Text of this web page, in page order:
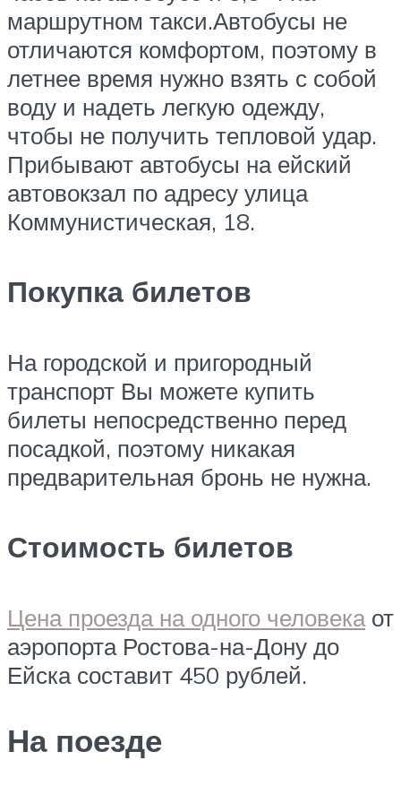
маршрутном такси.Автобусы не
отличаются комфортом, поэтому в
летнее время нужно взять с собой
воду и надеть легкую одежду,
чтобы не получить тепловой удар.
Прибывают автобусы на ейский
автовокзал по адресу улица
Коммунистическая, 18.
Покупка билетов
На городской и пригородный
транспорт Вы можете купить
билеты непосредственно перед
посадкой, поэтому никакая
предварительная бронь не нужна.
Стоимость билетов
Цена проезда на одного человекаот
аэропорта Ростова-на-Дону до
Ейска составит 450 рублей.
На поезде